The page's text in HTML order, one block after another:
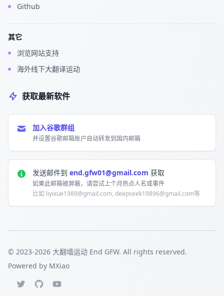
Github
其它
浏览网站支持
海外线下大翻译运动
获取最新软件
加入谷歌群组
并设置谷歌邮箱账户自动转发到国内邮箱
发送邮件到 end.gfw01@gmail.com 获取
如果此邮箱被屏蔽，请尝试上个月热点人名或事件
比如 liyixue1989@gmail.com, deepseek19896@gmail.com等
© 2023-2026 大翻墙运动 End GFW. All rights reserved.
Powered by MXiao